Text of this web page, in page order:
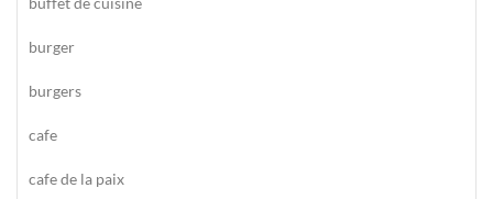
burger
burgers
cafe
cafe de la paix